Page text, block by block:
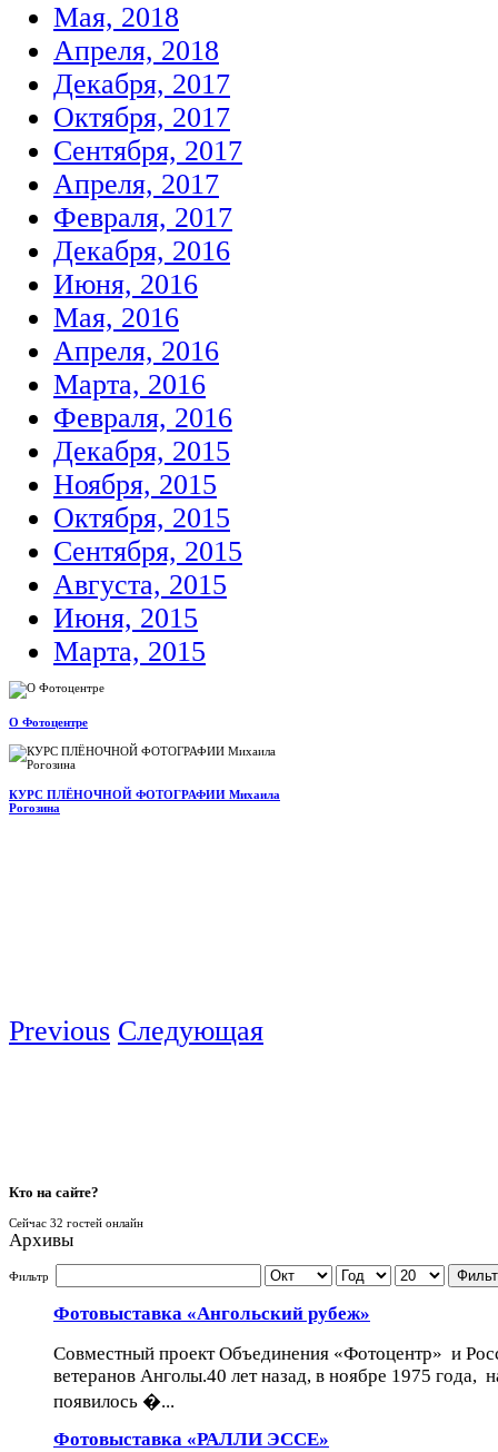
Мая, 2018
Апреля, 2018
Декабря, 2017
Октября, 2017
Сентября, 2017
Апреля, 2017
Февраля, 2017
Декабря, 2016
Июня, 2016
Мая, 2016
Апреля, 2016
Марта, 2016
Февраля, 2016
Декабря, 2015
Ноября, 2015
Октября, 2015
Сентября, 2015
Августа, 2015
Июня, 2015
Марта, 2015
О Фотоцентре
КУРС ПЛЁНОЧНОЙ ФОТОГРАФИИ Михаила
Рогозина
Previous Следующая
Кто на сайте?
Сейчас 32 гостей онлайн
Архивы
Фильтр
Фотовыставка «Ангольский рубеж»
Совместный проект Объединения «Фотоцентр» и
ветеранов Анголы.40 лет назад, в ноябре 1975 года,
появилось �...
Фотовыставка «РАЛЛИ ЭССЕ»